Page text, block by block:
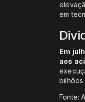
em
Em
aos
bilhões
Fonte: